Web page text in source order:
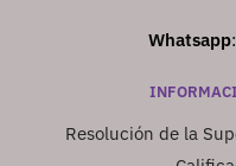
Whatsapp:
Resolución de la